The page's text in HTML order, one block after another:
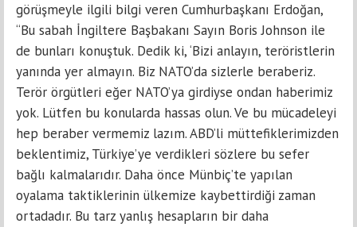
görüşmeyle ilgili bilgi veren Cumhurbaşkanı Erdoğan,
“Bu sabah İngiltere Başbakanı Sayın Boris Johnson ile
de bunları konuştuk. Dedik ki, ‘Bizi anlayın, teröristlerin
yanında yer almayın. Biz NATO’da sizlerle beraberiz.
Terör örgütleri eğer NATO’ya girdiyse ondan haberimiz
yok. Lütfen bu konularda hassas olun. Ve bu mücadeleyi
hep beraber vermemiz lazım. ABD’li müttefiklerimizden
beklentimiz, Türkiye’ye verdikleri sözlere bu sefer
bağlı kalmalarıdır. Daha önce Münbiç’te yapılan
oyalama taktiklerinin ülkemize kaybettirdiği zaman
ortadadır. Bu tarz yanlış hesapların bir daha